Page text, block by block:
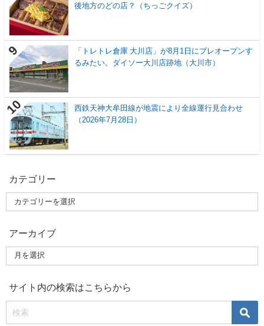
後地方のどの店？（ちっごクイズ）
「トレトレ倉庫 大川店」が8月1日にプレオープンす
るみたい。ダイソー大川店跡地（大川市）
西鉄天神大牟田線が地震により全線運行見合わせ
（2026年7月28日）
カテゴリー
アーカイブ
サイト内の検索はこちらから